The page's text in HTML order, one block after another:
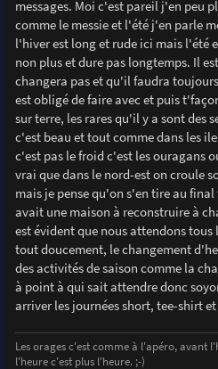
e
messages. Moi c'est pareil j'en peu
comme le messie et l'été j'en parle
l'hiver est long et rude ici mais l'été
non plus et dure pas longtemps. Il
changera pas et qu'il faudra
est obligé de faire avec et puis
sur terre, les rares qu'il y a sont des
c'est beau et tout comme dans les
c'est pas le froid c'est les ouragans
vrai que dans le nord-est on croule
mais je pense qu'on s'en tire au
avait une maison à reconstruire à
est évident que nous attendons
tout doucement, le changement
des activités de saison comme la
à point à qui sait attendre donc
arriver les journées short, tee-shirt
Les orages c'est comme à l'apéro, avant
l'heure c'est plus l'heure. ;-)